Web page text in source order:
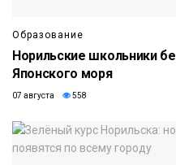
Образование
Норильские школьники
Японского моря
07 августа 558